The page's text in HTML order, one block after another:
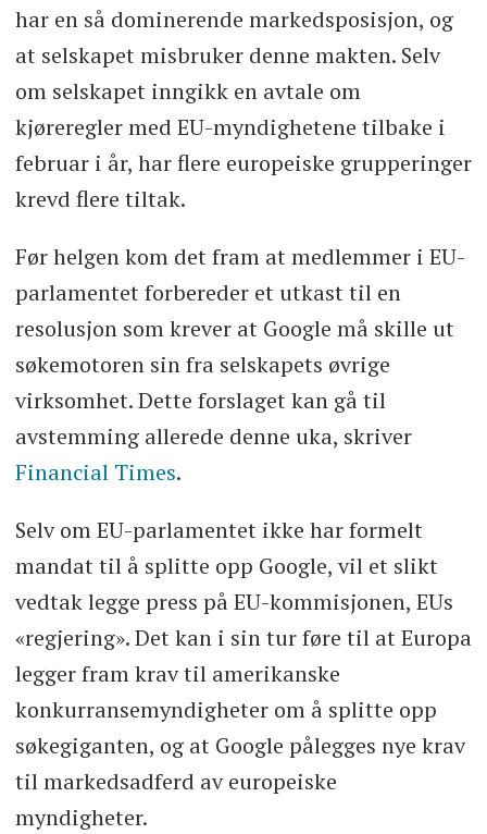
har en så dominerende markedsposisjon, og
at selskapet misbruker denne makten. Selv
om selskapet inngikk en avtale om
kjøreregler med EU-myndighetene tilbake i
februar i år, har flere europeiske grupperinger
krevd flere tiltak.
Før helgen kom det fram at medlemmer i EU-
parlamentet forbereder et utkast til en
resolusjon som krever at Google må skille ut
søkemotoren sin fra selskapets øvrige
virksomhet. Dette forslaget kan gå til
avstemming allerede denne uka, skriver
Financial Times.
Selv om EU-parlamentet ikke har formelt
mandat til å splitte opp Google, vil et slikt
vedtak legge press på EU-kommisjonen, EUs
«regjering». Det kan i sin tur føre til at Europa
legger fram krav til amerikanske
konkurransemyndigheter om å splitte opp
søkegiganten, og at Google pålegges nye krav
til markedsadferd av europeiske
myndigheter.